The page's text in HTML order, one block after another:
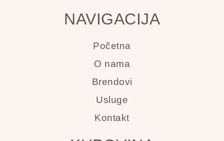
NAVIGACIJA
Početna
O nama
Brendovi
Usluge
Kontakt